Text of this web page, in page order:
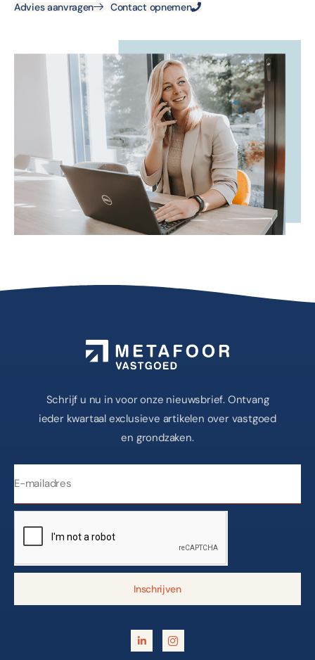
Advies aanvragen Contact opnemen
Schrijf u nu in voor onze nieuwsbrief. Ontvang
ieder kwartaal exclusieve artikelen over vastgoed
en grondzaken.
Inschrijven